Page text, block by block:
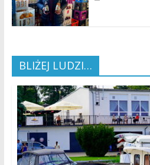
BLIŻEJ LUDZI…